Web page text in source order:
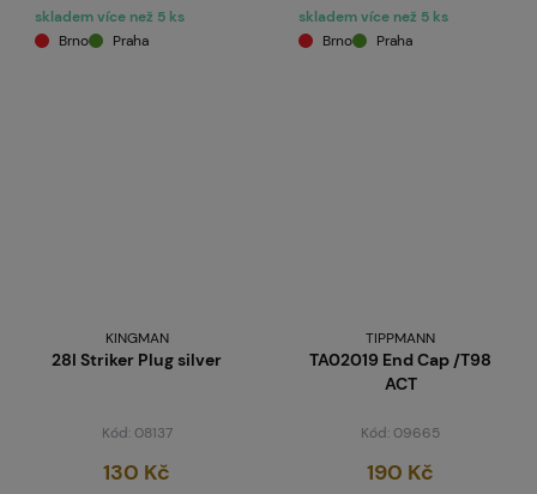
skladem více než 5 ks
Brno
Praha
skladem více než 5 ks
Brno
Praha
KINGMAN
28I Striker Plug silver
Kód: 08137
130 Kč
TIPPMANN
TA02019 End Cap /T98
ACT
Kód: 09665
190 Kč